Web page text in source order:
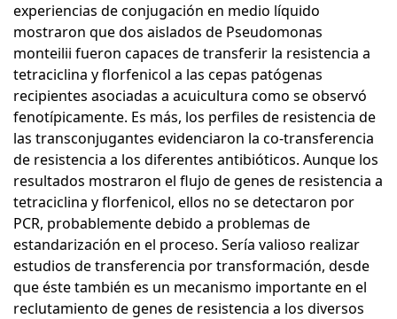
experiencias de conjugación en medio líquido
mostraron que dos aislados de Pseudomonas
monteilii fueron capaces de transferir la resistencia a
tetraciclina y florfenicol a las cepas patógenas
recipientes asociadas a acuicultura como se observó
fenotípicamente. Es más, los perfiles de resistencia de
las transconjugantes evidenciaron la co-transferencia
de resistencia a los diferentes antibióticos. Aunque los
resultados mostraron el flujo de genes de resistencia a
tetraciclina y florfenicol, ellos no se detectaron por
PCR, probablemente debido a problemas de
estandarización en el proceso. Sería valioso realizar
estudios de transferencia por transformación, desde
que éste también es un mecanismo importante en el
reclutamiento de genes de resistencia a los diversos